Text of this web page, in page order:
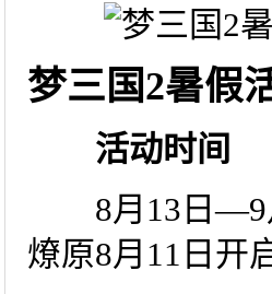
梦三国2暑假
活动时间
8月13日—9月
燎原8月11日开